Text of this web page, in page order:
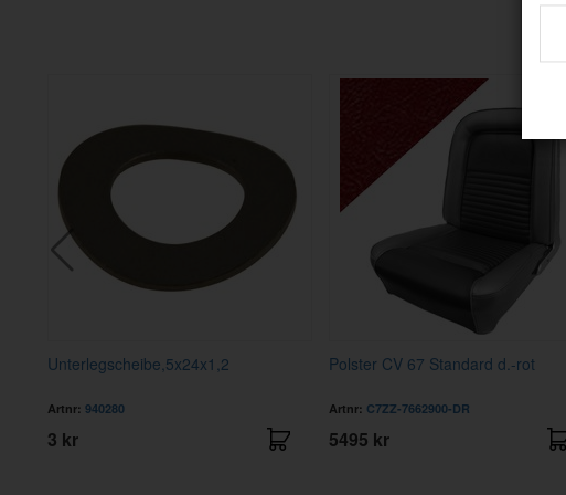
Unterlegscheibe,5x24x1,2
Artnr:940280
3 kr
Polster CV 67 Standard d.-rot
Artnr: C7ZZ-7662900-DR
5495 kr